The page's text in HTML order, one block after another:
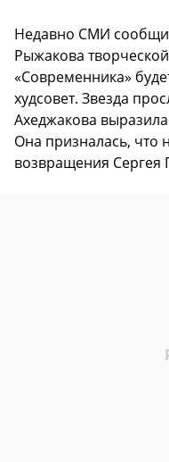
Недавно СМИ
Рыжакова
«Современника»
худсовет. Звезда
Ахеджакова
Она призналась, что
возвращения Сергея